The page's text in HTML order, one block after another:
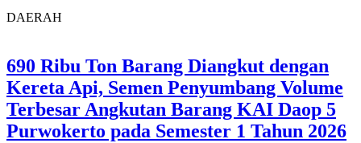
DAERAH
690 Ribu Ton Barang Diangkut dengan
Kereta Api, Semen Penyumbang Volume
Terbesar Angkutan Barang KAI Daop 5
Purwokerto pada Semester 1 Tahun 2026